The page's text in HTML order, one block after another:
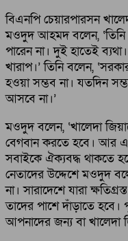
বিএনপি চেয়ারপারসন
মওদুদ আহমদ বলেন, ‘তিনি
পারেন না। দুই হাতেই
খারাপ।’ তিনি বলেন,
হওয়া সম্ভব না। যতদিন
আসবে না।’
মওদুদ বলেন, ‘খালেদা
বেগবান করতে হবে। আর
সবাইকে ঐক্যবদ্ধ থাকতে
নেতাদের উদ্দেশে মওদুদ
না। সারাদেশে যারা
তাদের পাশে দাঁড়াতে হবে।
আপনাদের জন্য বা